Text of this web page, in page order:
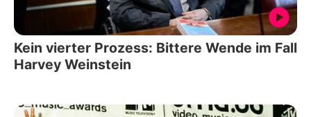
Kein vierter Prozess: Bittere Wende im Fall
Harvey Weinstein